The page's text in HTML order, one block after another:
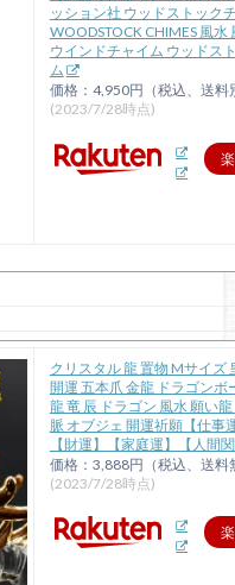
ッション社 ウッドストック
WOODSTOCK CHIMES 風水
ウインドチャイム ウッドス
ム
価格：4,950円（税込、送料
(2023/7/28時点)
クリスタル 龍 置物 Mサイズ
開運 五本爪 金龍 ドラゴンボ
龍 竜 辰 ドラゴン 風水 願い
脈 オブジェ 開運祈願【仕事
【財運】【家庭運】【人間
価格：3,888円（税込、送料
(2023/7/28時点)